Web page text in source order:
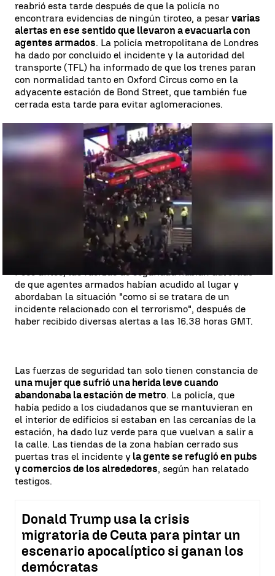
reabrió esta tarde después de que la policía no
encontrara evidencias de ningún tiroteo, a pesar varias
alertas en ese sentido que llevaron a evacuarla con
agentes armados. La policía metropolitana de Londres
ha dado por concluido el incidente y la autoridad del
transporte (TFL) ha informado de que los trenes paran
con normalidad tanto en Oxford Circus como en la
adyacente estación de Bond Street, que también fue
cerrada esta tarde para evitar aglomeraciones.
La Policía de Londres no localiza a sospechosos ni evidencia de
disparos y reabre la estación de Oxford Circus |
Londres no localiza a sospechosos ni evidencia de disparos y reabre
la estación de Oxford Circus
Los testigos describieron estampidas y escenas de
pánico en las cercanías de la estación, una zona
comercial que estaba llena de compradores en la
jornada de rebajas del '
Black Friday'. "No hemos
localizado ninguna traza de sospechosos
que se hayan disparado tiros, ni heridos", informó la
policía metropolitana de Londres.
Poco antes, las fuerzas de seguridad habían advertido
de que agentes armados habían acudido al lugar y
abordaban la situación "como si se tratara de un
incidente relacionado con el terrorismo", después de
haber recibido diversas alertas a las 16.38 horas GMT.
Las fuerzas de seguridad tan solo tienen constancia de
una mujer que sufrió una herida leve cuando
abandonaba la estación de metro. La policía, que
había pedido a los ciudadanos que se mantuvieran en
el interior de edificios si estaban en las cercanías de la
estación, ha dado luz verde para que vuelvan a salir a
la calle. Las tiendas de la zona habían cerrado sus
puertas tras el incidente y la gente se refugió en pubs
y comercios de los alrededores, según han relatado
testigos.
Donald Trump usa la crisis
migratoria de Ceuta para pintar un
escenario apocalíptico si ganan los
demócratas